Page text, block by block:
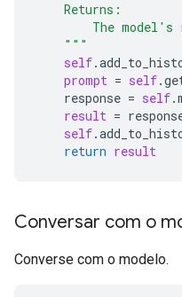
    Returns:
The model's
    """
self.
prompt = self.
response = self.
result =
self.
return result
Conversar com o
Converse com o modelo.